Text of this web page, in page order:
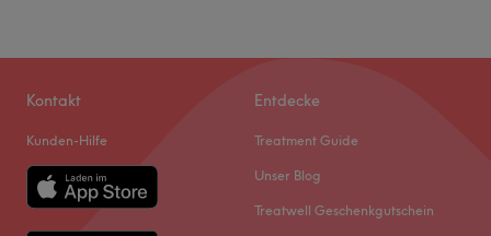
Kontakt
Kunden-Hilfe
Entdecke
Treatment Guide
Unser Blog
Treatwell Geschenkgutschein